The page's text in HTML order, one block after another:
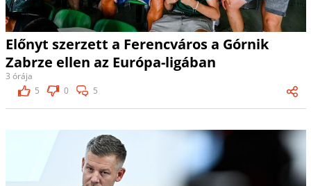
Előnyt szerzett a Ferencváros a Górnik
Zabrze ellen az Európa-ligában
3 órája
5
0 5